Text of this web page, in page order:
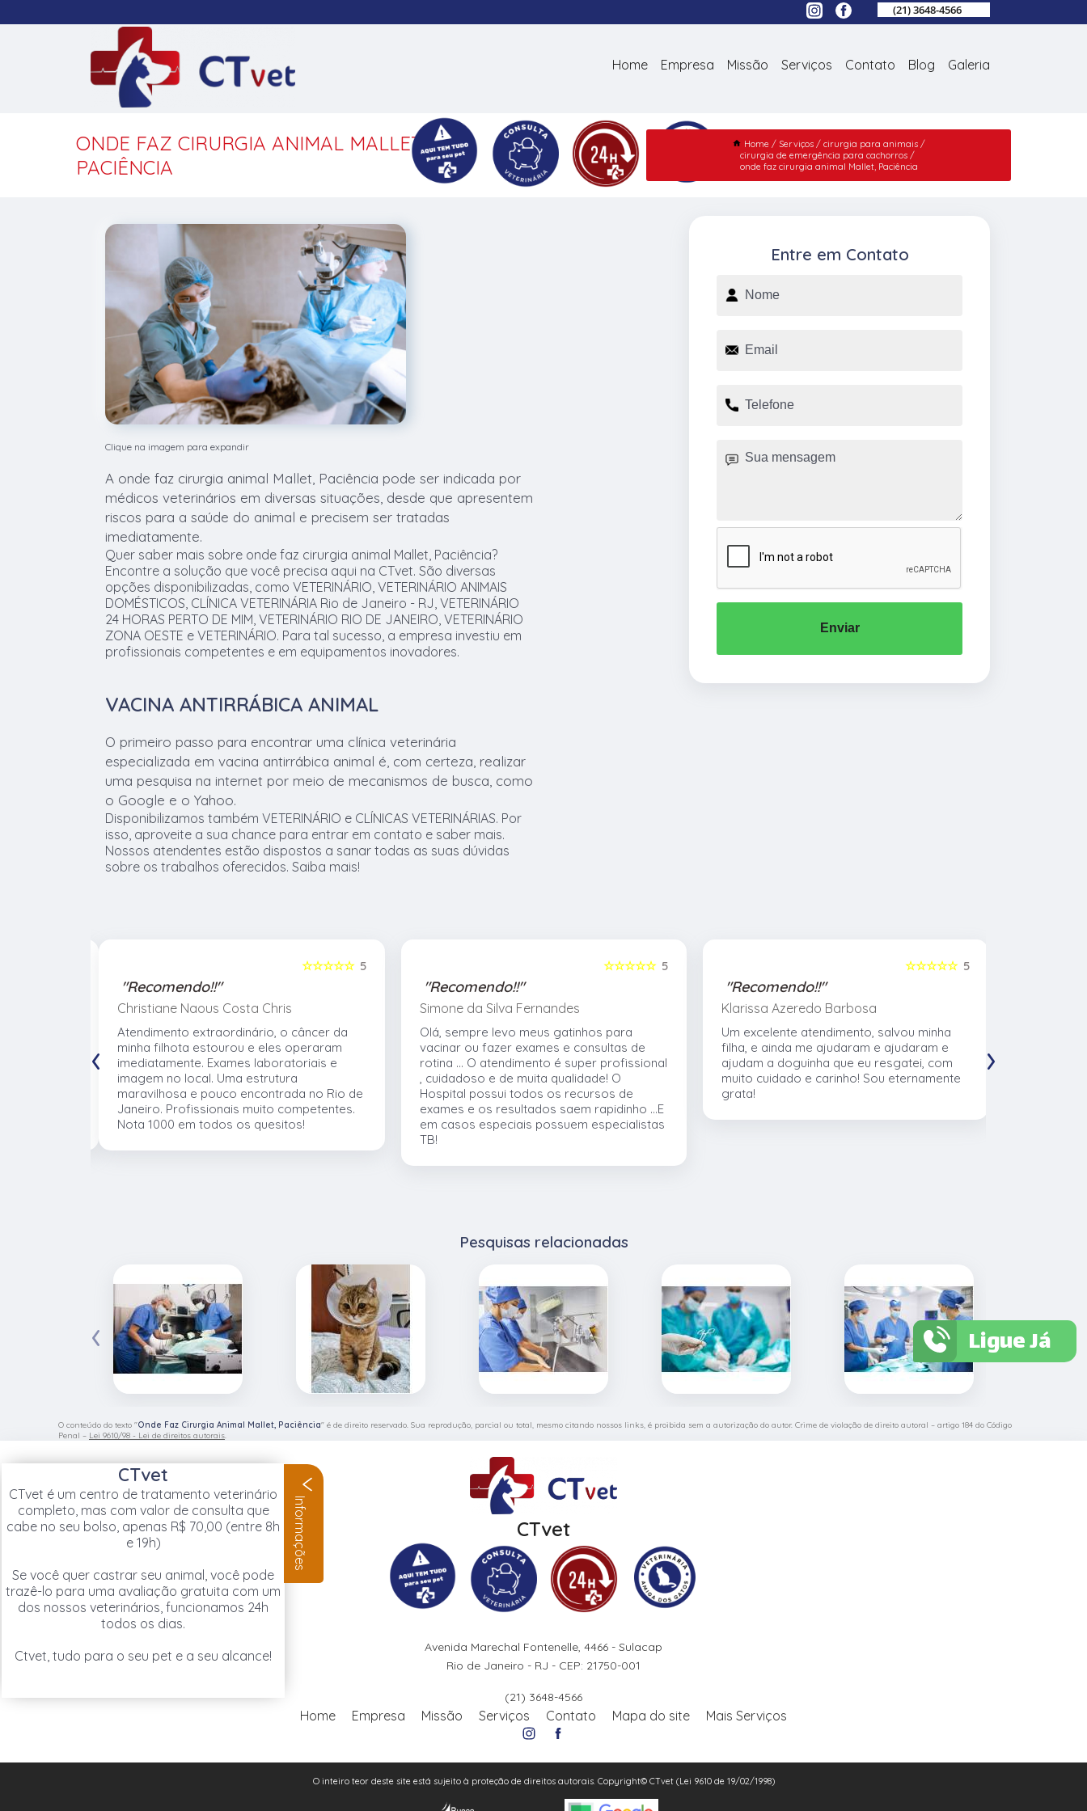
(21) 3648-4566
Home Empresa Missão Serviços Contato Blog Galeria
ONDE FAZ CIRURGIA ANIMAL MALLET,
PACIÊNCIA
Home Serviços
cirurgia para animais
cirurgia de emergência para cachorros
onde faz cirurgia animal Mallet, Paciência
Clique na imagem para expandir
A onde faz cirurgia animal Mallet, Paciência pode ser indicada por
médicos veterinários em diversas situações, desde que apresentem
riscos para a saúde do animal e precisem ser tratadas
imediatamente.
Quer saber mais sobre onde faz cirurgia animal Mallet, Paciência?
Encontre a solução que você precisa aqui na CTvet. São diversas
opções disponibilizadas, como VETERINÁRIO, VETERINÁRIO ANIMAIS
DOMÉSTICOS, CLÍNICA VETERINÁRIA Rio de Janeiro - RJ, VETERINÁRIO
24 HORAS PERTO DE MIM, VETERINÁRIO RIO DE JANEIRO, VETERINÁRIO
ZONA OESTE e VETERINÁRIO. Para tal sucesso, a empresa investiu em
profissionais competentes e em equipamentos inovadores.
VACINA ANTIRRÁBICA ANIMAL
O primeiro passo para encontrar uma clínica veterinária
especializada em vacina antirrábica animal é, com certeza, realizar
uma pesquisa na internet por meio de mecanismos de busca, como
o Google e o Yahoo.
Disponibilizamos também VETERINÁRIO e CLÍNICAS VETERINÁRIAS. Por
isso, aproveite a sua chance para entrar em contato e saber mais.
Nossos atendentes estão dispostos a sanar todas as suas dúvidas
sobre os trabalhos oferecidos. Saiba mais!
Entre em Contato
Enviar
5
☆☆☆☆☆
"Recomendo!!"
Christiane Naous Costa Chris
Atendimento extraordinário, o câncer da
minha filhota estourou e eles operaram
imediatamente. Exames laboratoriais e
imagem no local. Uma estrutura
maravilhosa e pouco encontrada no Rio de
Janeiro. Profissionais muito competentes.
Nota 1000 em todos os quesitos!
5
☆☆☆☆☆
"Recomendo!!"
Simone da Silva Fernandes
Olá, sempre levo meus gatinhos para
vacinar ou fazer exames e consultas de
rotina ... O atendimento é super profissional
, cuidadoso e de muita qualidade! O
Hospital possui todos os recursos de
exames e os resultados saem rapidinho ...E
em casos especiais possuem especialistas
TB!
5
☆☆☆☆☆
"Recomendo!!"
Klarissa Azeredo Barbosa
Um excelente atendimento, salvou minha
filha, e ainda me ajudaram e ajudaram e
ajudam a doguinha que eu resgatei, com
muito cuidado e carinho! Sou eternamente
grata!
‹ ›
Pesquisas relacionadas
‹ ›
O conteúdo do texto "Onde Faz Cirurgia Animal Mallet, Paciência" é de direito reservado. Sua reprodução, parcial ou total, mesmo citando nossos links, é proibida sem a autorização do autor. Crime de violação de direito autoral – artigo 184 do Código
Penal – Lei 9610/98 - Lei de direitos autorais
CTvet
Avenida Marechal Fontenelle, 4466 - Sulacap
Rio de Janeiro - RJ - CEP: 21750-001
(21) 3648-4566
Home Empresa Missão Serviços Contato Mapa do site Mais Serviços
O inteiro teor deste site está sujeito à proteção de direitos autorais. Copyright© CTvet (Lei 9610 de 19/02/1998)
CTvet
CTvet é um centro de tratamento veterinário
completo, mas com valor de consulta que
cabe no seu bolso, apenas R$ 70,00 (entre 8h
e 19h)
Se você quer castrar seu animal, você pode
trazê-lo para uma avaliação gratuita com um
dos nossos veterinários, funcionamos 24h
todos os dias.
Ctvet, tudo para o seu pet e a seu alcance!
Informações
Ligue Já